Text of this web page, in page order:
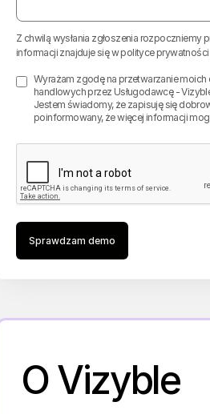
Z chwilą wysłania zgłoszenia rozpoczniemy
informacji znajduje się wpolityce prywatności
Wyrażam zgodę na przetwarzanie
handlowych przez Usługodawcę -
Jestem świadomy, że zapisuję się
poinformowany, że więcej informacji
Sprawdzam demo
O Vizyble